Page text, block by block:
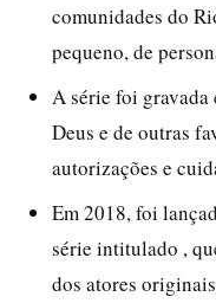
comunidades do
pequeno, de
A série foi gravada
Deus e de outras
autorizações e
Em 2018, foi
série intitulado ,
dos atores